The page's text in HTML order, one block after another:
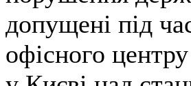
допущені під
офісного